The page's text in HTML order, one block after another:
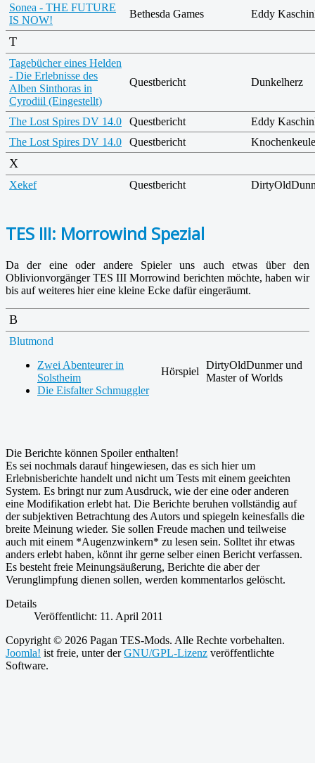
Sonea - THE FUTURE
IS NOW!
Bethesda Games Eddy
T
Tagebücher eines Helden
- Die Erlebnisse des
Alben Sinthoras in
Cyrodiil (Eingestellt)
Questbericht Dunkelherz
The Lost Spires DV 14.0 Questbericht
Eddy
The Lost Spires DV 14.0
Questbericht Knochenkeule
X
Xekef Questbericht
TES III: Morrowind Spezial
Da der eine oder andere Spieler uns auch etwas über den
Oblivionvorgänger TES III Morrowind berichten möchte, haben wir
bis auf weiteres hier eine kleine Ecke dafür eingeräumt.
B
Blutmond
Zwei Abenteurer in
Solstheim
Die Eisfalter Schmuggler
Hörspiel
DirtyOldDunmer und
Master of Worlds
Die Berichte können Spoiler enthalten!
Es sei nochmals darauf hingewiesen, das es sich hier um
Erlebnisberichte handelt und nicht um Tests mit einem geeichten
System. Es bringt nur zum Ausdruck, wie der eine oder anderen
eine Modifikation erlebt hat. Die Berichte beruhen vollständig auf
der subjektiven Betrachtung des Autors und spiegeln keinesfalls die
breite Meinung wieder. Sie sollen Freude machen und teilweise
auch mit einem *Augenzwinkern* zu lesen sein. Solltet ihr etwas
anders erlebt haben, könnt ihr gerne selber einen Bericht verfassen.
Es besteht freie Meinungsäußerung, Berichte die aber der
Verunglimpfung dienen sollen, werden kommentarlos gelöscht.
Details
Veröffentlicht: 11. April 2011
Copyright © 2026 Pagan TES-Mods. Alle Rechte vorbehalten.
Joomla! ist freie, unter derGNU/GPL-Lizenz veröffentlichte
Software.